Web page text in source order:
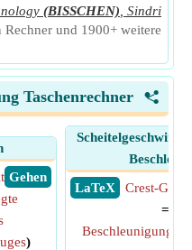
(BISSCHEN) Sindri
Rechner und 1900+ weitere
<
Taschenrechner
​ Gehen
)
​ LaTeX
Crest-
=
Beschleunigung